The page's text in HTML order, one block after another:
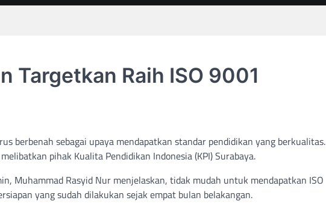
Targetkan Raih ISO 9001
berbenah sebagai upaya mendapatkan standar pendidikan yang berkualitas.
pihak Kualita Pendidikan Indonesia (KPI) Surabaya.
Muhammad Rasyid Nur menjelaskan, tidak mudah untuk mendapatkan ISO
yang sudah dilakukan sejak empat bulan belakangan.